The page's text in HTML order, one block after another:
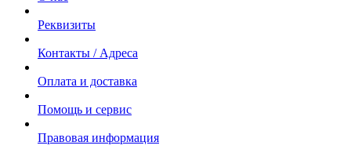
Реквизиты
Контакты / Адреса
Оплата и доставка
Помощь и сервис
Правовая информация